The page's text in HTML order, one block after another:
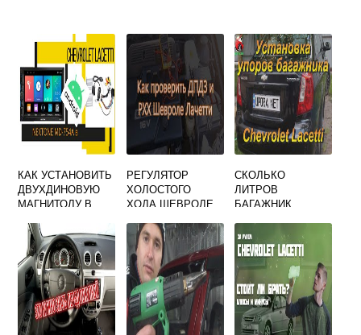
КАК УСТАНОВИТЬ
ДВУХДИНОВУЮ
МАГНИТОЛУ В
ЛАЧЕТТИ
РЕГУЛЯТОР
ХОЛОСТОГО
ХОДА ШЕВРОЛЕ
СКОЛЬКО
ЛИТРОВ
БАГАЖНИК
ЛАЧЕТТИ
УНИВЕРСАЛ